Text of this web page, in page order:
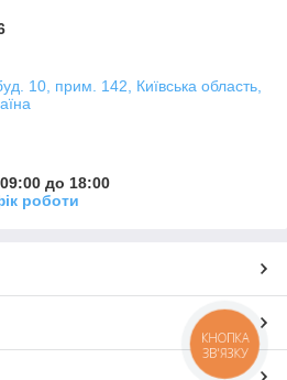
10, прим. 142, Київська область,
до 18:00
роботи
КНОПКА
ЗВ'ЯЗКУ